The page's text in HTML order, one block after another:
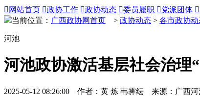
 网站首页 政协工作 政协动态 委员履职 党派团体 
当前位置： 广西政协网首页 > 政协动态 > 各市政协动
河池
河池政协激活基层社会治理
2025-05-12 08:26:00 作者：黄 炼 韦霁纭 来源：广西河